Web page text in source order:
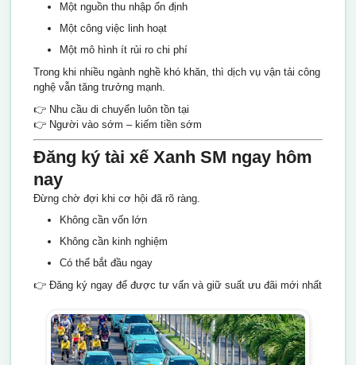
Một nguồn thu nhập ổn định
Một công việc linh hoạt
Một mô hình ít rủi ro chi phí
Trong khi nhiều ngành nghề khó khăn, thì dịch vụ vận tải công
nghệ vẫn tăng trưởng mạnh.
👉 Nhu cầu di chuyển luôn tồn tại
👉 Người vào sớm – kiếm tiền sớm
Đăng ký tài xế Xanh SM ngay hôm
nay
Đừng chờ đợi khi cơ hội đã rõ ràng.
Không cần vốn lớn
Không cần kinh nghiệm
Có thể bắt đầu ngay
👉 Đăng ký ngay để được tư vấn và giữ suất ưu đãi mới nhất